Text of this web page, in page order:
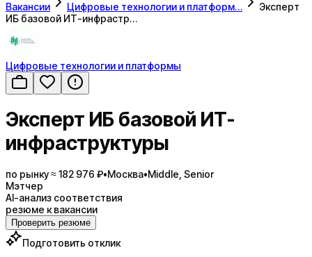
Вакансии Цифровые технологии и платформ…
Эксперт
ИБ базовой ИТ-инфрастр…
Цифровые технологии и платформы
Эксперт ИБ базовой ИТ-
инфраструктуры
по рынку ≈ 182 976 ₽•Москва•Middle, Senior
Мэтчер
AI-анализ соответствия
резюме к вакансии
Проверить резюме
Подготовить отклик